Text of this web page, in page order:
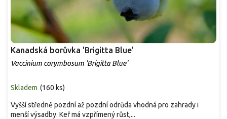
Kanadská borůvka 'Brigitta Blue'
Vaccinium corymbosum 'Brigitta Blue'
Skladem (160 ks)
Vyšší středně pozdní až pozdní odrůda vhodná pro zahrady i
menší výsadby. Keř má vzpřímený růst,...